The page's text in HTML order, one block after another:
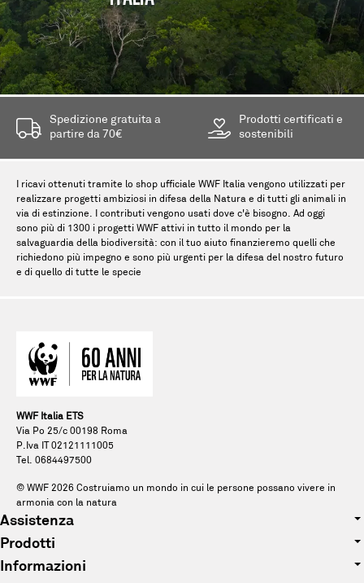
Spedizione gratuita a
partire da 70€
Prodotti certificati e
sostenibili
I ricavi ottenuti tramite lo shop ufficiale WWF Italia vengono utilizzati per
realizzare progetti ambiziosi in difesa della Natura e di tutti gli animali in
via di estinzione. I contributi vengono usati dove c'è bisogno. Ad oggi
sono più di 1300 i progetti WWF attivi in tutto il mondo per la
salvaguardia della biodiversità: con il tuo aiuto finanzieremo quelli che
richiedono più impegno e sono più urgenti per la difesa del nostro futuro
e di quello di tutte le specie
WWF Italia ETS
Via Po 25/c 00198 Roma
P.Iva IT 02121111005
Tel. 0684497500
© WWF 2026 Costruiamo un mondo in cui le persone possano vivere in
armonia con la natura
Assistenza
Tel. 0684497500
E-mail: pandagift@wwf.it
Prodotti
Abbigliamento
Informazioni